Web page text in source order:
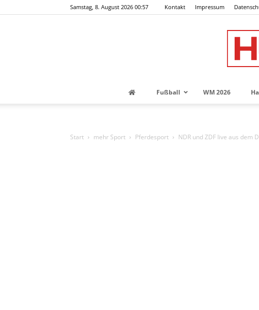
Samstag, 8. August 2026 00:57 Kontakt Impressum
Fußball WM 2026
Start mehr Sport Pferdesport NDR und ZDF live aus dem